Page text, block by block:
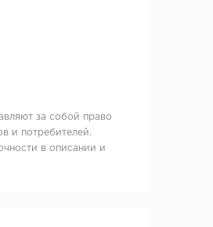
за собой право
и потребителей.
в описании и